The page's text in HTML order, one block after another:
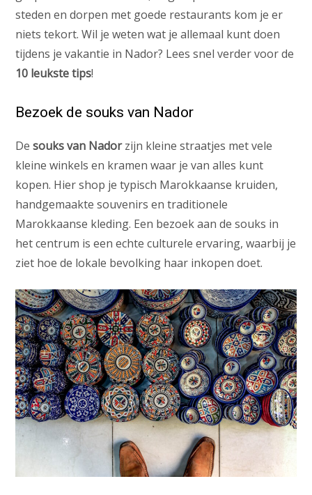
steden en dorpen met goede restaurants kom je er
niets tekort. Wil je weten wat je allemaal kunt doen
tijdens je vakantie in Nador? Lees snel verder voor de
10 leukste tips!
Bezoek de souks van Nador
Desouks van Nadorzijn kleine straatjes met vele
kleine winkels en kramen waar je van alles kunt
kopen. Hier shop je typisch Marokkaanse kruiden,
handgemaakte souvenirs en traditionele
Marokkaanse kleding. Een bezoek aan de souks in
het centrum is een echte culturele ervaring, waarbij je
ziet hoe de lokale bevolking haar inkopen doet.